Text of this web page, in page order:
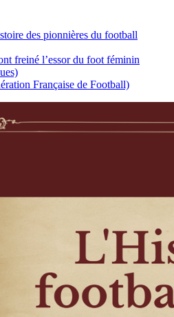
des pionnières du football
freiné l’essor du foot féminin
Française de Football)